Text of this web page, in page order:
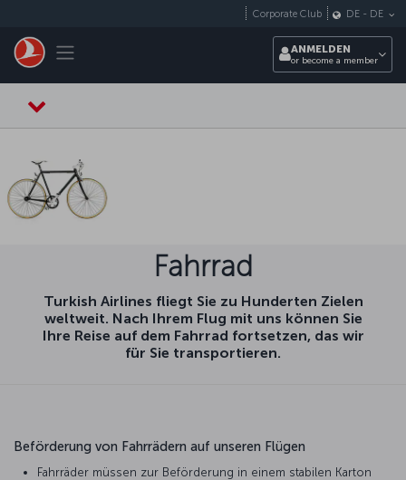
Toggle navigation
Corporate Club DE - DE
ANMELDEN
or become a member
Fahrrad
Turkish Airlines fliegt Sie zu Hunderten Zielen
weltweit. Nach Ihrem Flug mit uns können Sie
Ihre Reise auf dem Fahrrad fortsetzen, das wir
für Sie transportieren.
Beförderung von Fahrrädern auf unseren Flügen
Fahrräder müssen zur Beförderung in einem stabilen Karton